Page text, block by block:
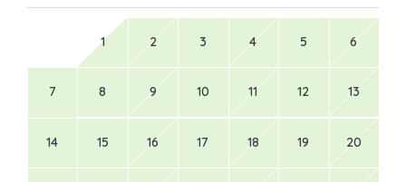
1 2 3 4 5 6
7 8 9 10 11 12 13
14 15 16 17 18 19 20